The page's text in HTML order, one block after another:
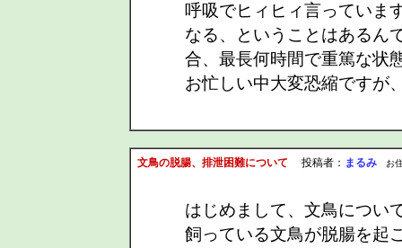
呼吸でヒィヒィ言っていま
なる、ということはあるん
合、最長何時間で重篤な状
お忙しい中大変恐縮ですが
文鳥の脱腸、排泄困難について 投稿者： まるみ お住
はじめまして、文鳥につい
飼っている文鳥が脱腸を起